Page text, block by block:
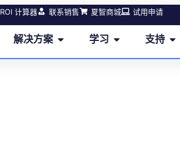
ROI 计算器 联系销售 夏智商城 试用申请
解决方案 学习 支持